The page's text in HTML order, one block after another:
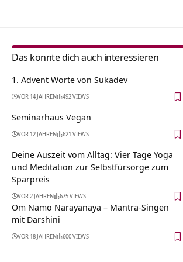
Das könnte dich auch interessieren
1. Advent Worte von Sukadev
VOR 14 JAHREN 492 VIEWS
Seminarhaus Vegan
VOR 12 JAHREN 621 VIEWS
Deine Auszeit vom Alltag: Vier Tage Yoga
und Meditation zur Selbstfürsorge zum
Sparpreis
VOR 2 JAHREN 675 VIEWS
Om Namo Narayanaya – Mantra-Singen
mit Darshini
VOR 18 JAHREN 600 VIEWS